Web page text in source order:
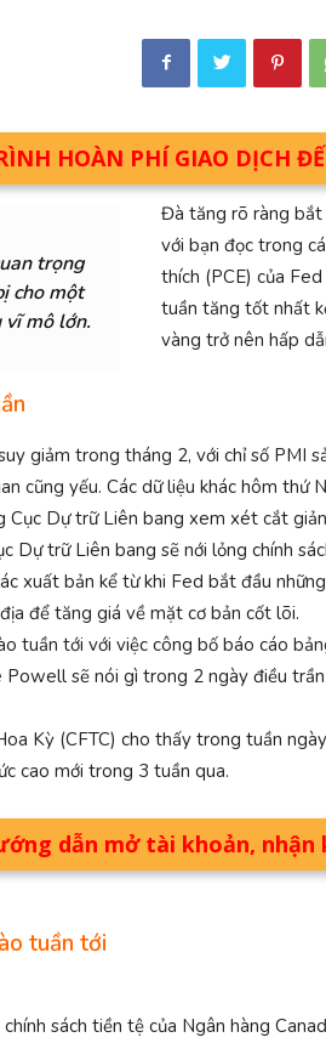
HOÀN PHÍ GIAO DỊCH
trọng
cho một
mô lớn.
Đà tăng rõ ràng bắt
với bạn đọc trong
thích (PCE) của
tuần tăng tốt nhất
vàng trở nên hấp
giảm trong tháng 2, với chỉ số PMI
cũng yếu. Các dữ liệu khác hôm
Dự trữ Liên bang xem xét cắt
Dự trữ Liên bang sẽ nới lỏng chính
xuất bản kể từ khi Fed bắt đầu
để tăng giá về mặt cơ bản cốt lõi.
tuần tới với việc công bố báo cáo
sẽ nói gì trong 2 ngày điều
Kỳ (CFTC) cho thấy trong tuần
cao mới trong 3 tuần qua.
dẫn mở tài khoản, nhận
tuần tới
sách tiền tệ của Ngân hàng